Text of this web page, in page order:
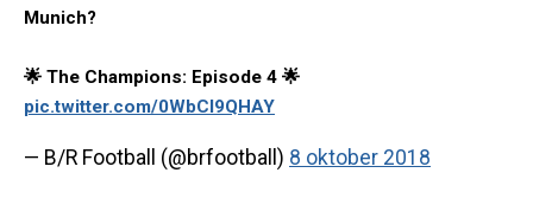
Munich?
🌟 The Champions: Episode 4 🌟
pic.twitter.com/0WbCI9QHAY
— B/R Football (@brfootball) 8 oktober 2018